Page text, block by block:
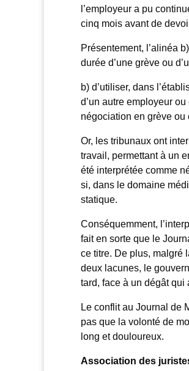
l’employeur a pu
cinq mois avant de
Présentement, l’alinéa
durée d’une grève ou
b) d’utiliser, dans
d’un autre employeur
négociation en grève ou
Or, les tribunaux ont
travail, permettant à un
été interprétée comme
si, dans le domaine
statique.
Conséquemment,
fait en sorte que le
ce titre. De plus, malgré
deux lacunes, le
tard, face à un dégât qui
Le conflit au Journal de
pas que la volonté de
long et douloureux.
Association des